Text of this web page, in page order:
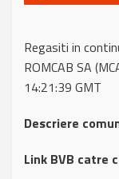
Regasiti in
ROMCAB SA
14:21:39 GMT
Descriere
Link BVB catre